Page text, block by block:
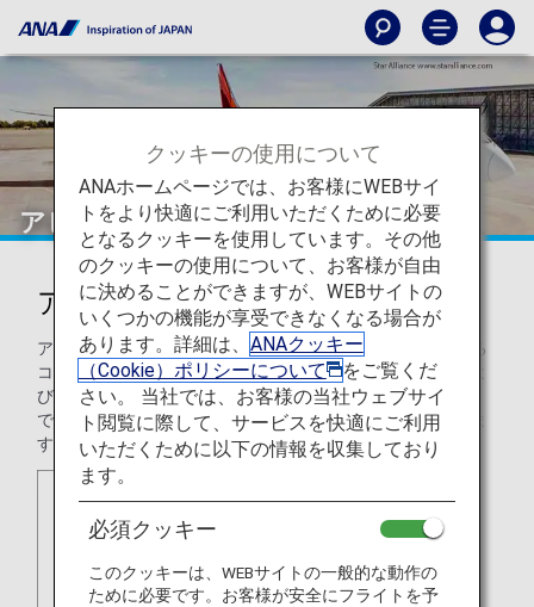
アビアンカ航空（AV）
アビアンカ航空（AV）
アビアンカ航空は、ラテンアメリカ系の航空会社を代表する
コロンビアの航空会社です。近代的な短距離、中距離、およ
び長距離用機材とともに、アメリカ大陸とヨーロッパ全域
で、旅客便による広範囲な路線ネットワークを運航していま
す。
クッキーの使用について
ANAホームページでは、お客様にWEBサイ
トをより快適にご利用いただくために必要
となるクッキーを使用しています。その他
のクッキーの使用について、お客様が自由
に決めることができますが、WEBサイトの
いくつかの機能が享受できなくなる場合が
あります。詳細は、 ANAクッキー
（Cookie）ポリシーについて
をご覧くだ
さい。 当社では、お客様の当社ウェブサイ
ト閲覧に際して、サービスを快適にご利用
いただくために以下の情報を収集しており
ます。
必須クッキー
このクッキーは、WEBサイトの一般的な動作の
ために必要です。お客様が安全にフライトを予